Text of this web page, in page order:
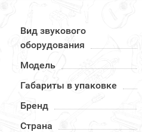
Вид звукового
оборудования
Модель
Габариты в упаковке
Бренд
Страна